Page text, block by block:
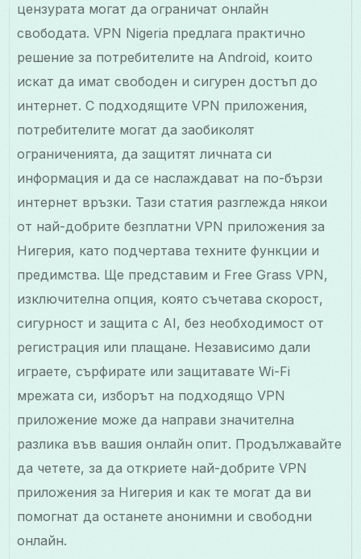
цензурата могат да ограничат онлайн
свободата. VPN Nigeria предлага практично
решение за потребителите на Android, които
искат да имат свободен и сигурен достъп до
интернет. С подходящите VPN приложения,
потребителите могат да заобиколят
ограниченията, да защитят личната си
информация и да се наслаждават на по-бързи
интернет връзки. Тази статия разглежда някои
от най-добрите безплатни VPN приложения за
Нигерия, като подчертава техните функции и
предимства. Ще представим и Free Grass VPN,
изключителна опция, която съчетава скорост,
сигурност и защита с AI, без необходимост от
регистрация или плащане. Независимо дали
играете, сърфирате или защитавате Wi-Fi
мрежата си, изборът на подходящо VPN
приложение може да направи значителна
разлика във вашия онлайн опит. Продължавайте
да четете, за да откриете най-добрите VPN
приложения за Нигерия и как те могат да ви
помогнат да останете анонимни и свободни
онлайн.